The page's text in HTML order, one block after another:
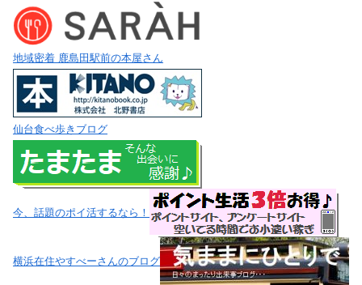
地域密着 鹿島田駅前の本屋さん
仙台食べ歩きブログ
今、話題のポイ活するなら！
横浜在住やすべーさんのブログ